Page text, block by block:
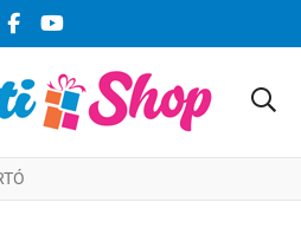
FACEBOOK KÖZÖSSÉGI LINK
YOUTUBE KÖZÖSSÉGI LINK